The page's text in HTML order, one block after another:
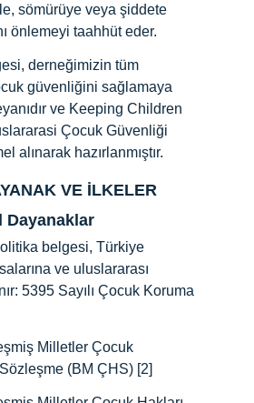
sömürüye veya şiddete
önlemeyi taahhüt eder.
derneğimizin tüm
güvenliğini sağlamaya
ve Keeping Children
Çocuk Güvenliği
alınarak hazırlanmıştır.
VE İLKELER
Dayanaklar
ve uluslararası
5395 Sayılı Çocuk Koruma
(BM ÇHS) [2]